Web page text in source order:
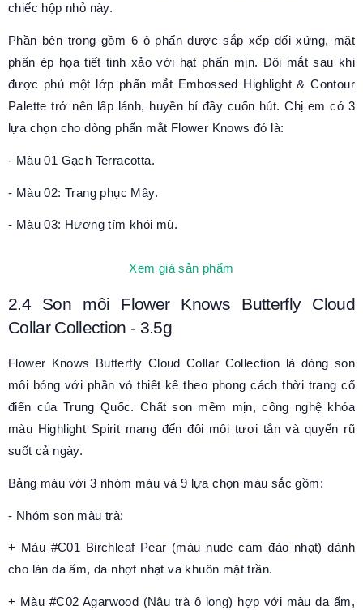
chiếc hộp nhỏ này.
Phần bên trong gồm 6 ô phấn được sắp xếp đối xứng, mặt
phấn ép họa tiết tinh xảo với hạt phấn mịn. Đôi mắt sau khi
được phủ một lớp phấn mắt Embossed Highlight & Contour
Palette trở nên lấp lánh, huyền bí đầy cuốn hút. Chị em có 3
lựa chọn cho dòng phấn mắt Flower Knows đó là:
- Màu 01 Gạch Terracotta.
- Màu 02: Trang phục Mây.
- Màu 03: Hương tím khói mù.
Xem giá sản phẩm
2.4 Son môi Flower Knows Butterfly Cloud
Collar Collection - 3.5g
Flower Knows Butterfly Cloud Collar Collection là dòng son
môi bóng với phần vỏ thiết kế theo phong cách thời trang cổ
điển của Trung Quốc. Chất son mềm mịn, công nghệ khóa
màu Highlight Spirit mang đến đôi môi tươi tắn và quyến rũ
suốt cả ngày.
Bảng màu với 3 nhóm màu và 9 lựa chọn màu sắc gồm:
- Nhóm son màu trà:
+ Màu #C01 Birchleaf Pear (màu nude cam đào nhạt) dành
cho làn da ấm, da nhợt nhạt va khuôn mặt trần.
+ Màu #C02 Agarwood (Nâu trà ô long) hợp với màu da ấm,